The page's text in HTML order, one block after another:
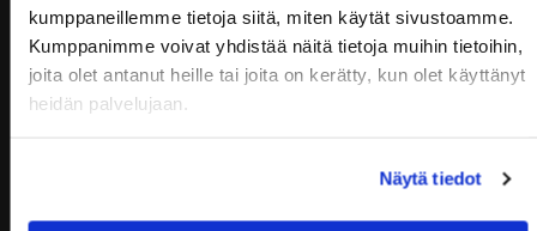
kumppaneillemme tietoja siitä, miten käytät sivustoamme.
Kumppanimme voivat yhdistää näitä tietoja muihin tietoihin,
joita olet antanut heille tai joita on kerätty, kun olet käyttänyt
heidän palvelujaan.
Näytä tiedot
KUNTOSALI | TANHUANKATU 2, 37100
SUP-LAUTAVUOKRAAMO |